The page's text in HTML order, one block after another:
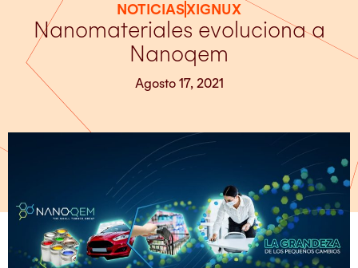
NOTICIASXIGNUX
Nanomateriales evoluciona a
Nanoqem
Agosto 17, 2021